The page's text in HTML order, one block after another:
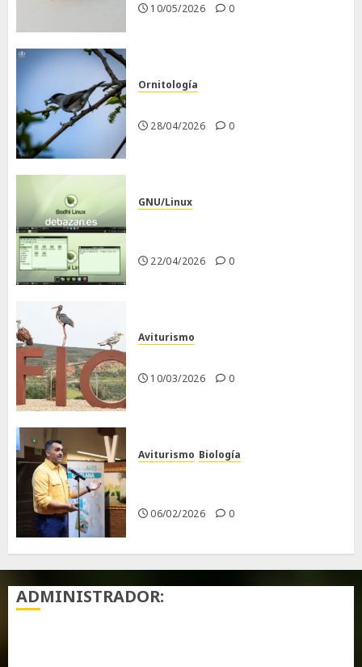
10/05/2026 0
Ornitología
28/04/2026 0
GNU/Linux
22/04/2026 0
Aviturismo
10/03/2026 0
Aviturismo Biología
06/02/2026 0
ADMINISTRADOR: